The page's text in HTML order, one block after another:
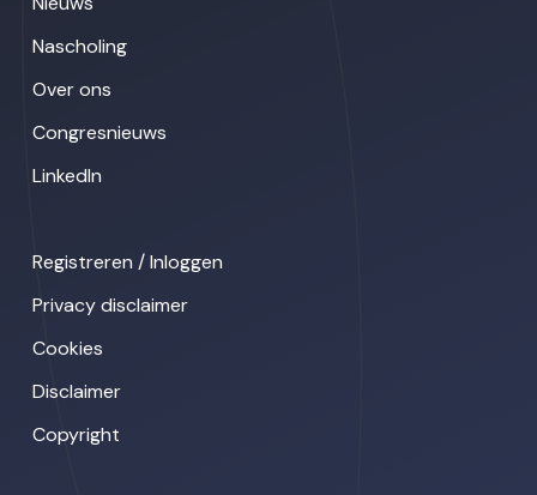
Nascholing
Over ons
Congresnieuws
LinkedIn
Registreren / Inloggen
Privacy disclaimer
Cookies
Disclaimer
Copyright